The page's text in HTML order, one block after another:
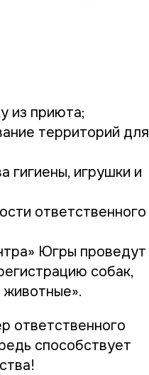
из приюта;
территорий для
гигиены, игрушки и
ответственного
Югры проведут
собак,
ответственного
способствует